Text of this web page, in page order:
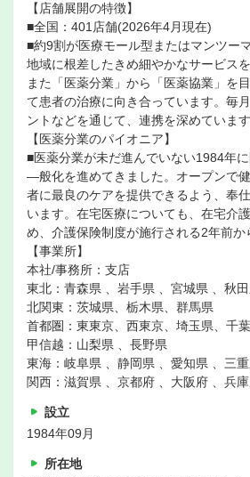
【店舗展開の特徴】
■全国：401店舗(2026年4月現在)
■約9割が医療モール型またはマンツー
地域に根差したきめ細やかなサービス
また「医薬分業」から「医薬協業」を
て患者の治療に向き合っています。毎
ントなどを通じて、連携を深めています
【医薬分業のパイオニア】
■医薬分業が未だ進んでいない1984年
―般化を進めてきました。オープンで
者に最良のケアを提供できるよう、奉
います。在宅医療についても、在宅介
め、介護保険制度が施行される2年前か
【事業所】
本社/事務所：支店
東北：青森県 、岩手県 、宮城県 、秋
北関東：茨城県、栃木県、群馬県
首都圏：東東京、西東京、埼玉県、千
甲信越：山梨県 、長野県
東海：岐阜県 、静岡県 、愛知県 、三
関西：滋賀県 、京都府 、大阪府 、兵
設立
1984年09月
所在地